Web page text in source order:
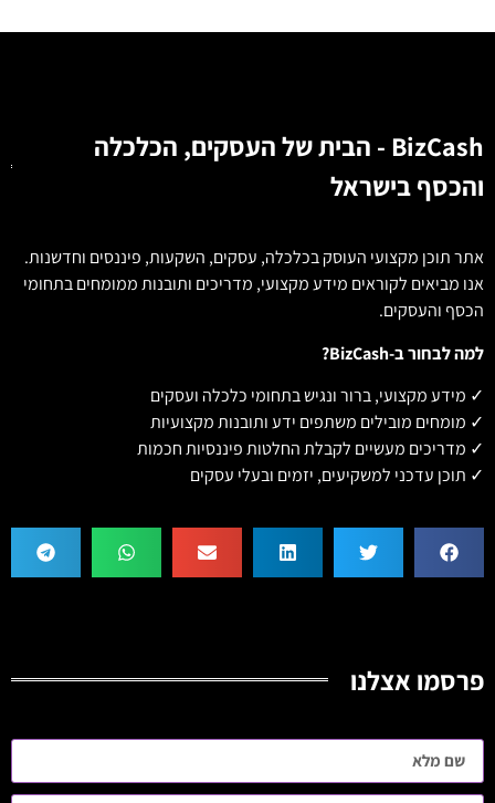
BizCash - הבית של העסקים, הכלכלה
והכסף בישראל
אתר תוכן מקצועי העוסק בכלכלה, עסקים, השקעות, פיננסים וחדשנות.
אנו מביאים לקוראים מידע מקצועי, מדריכים ותובנות ממומחים בתחומי
הכסף והעסקים.
למה לבחור ב-BizCash?
✓ מידע מקצועי, ברור ונגיש בתחומי כלכלה ועסקים
✓ מומחים מובילים משתפים ידע ותובנות מקצועיות
✓ מדריכים מעשיים לקבלת החלטות פיננסיות חכמות
✓ תוכן עדכני למשקיעים, יזמים ובעלי עסקים
פרסמו אצלנו